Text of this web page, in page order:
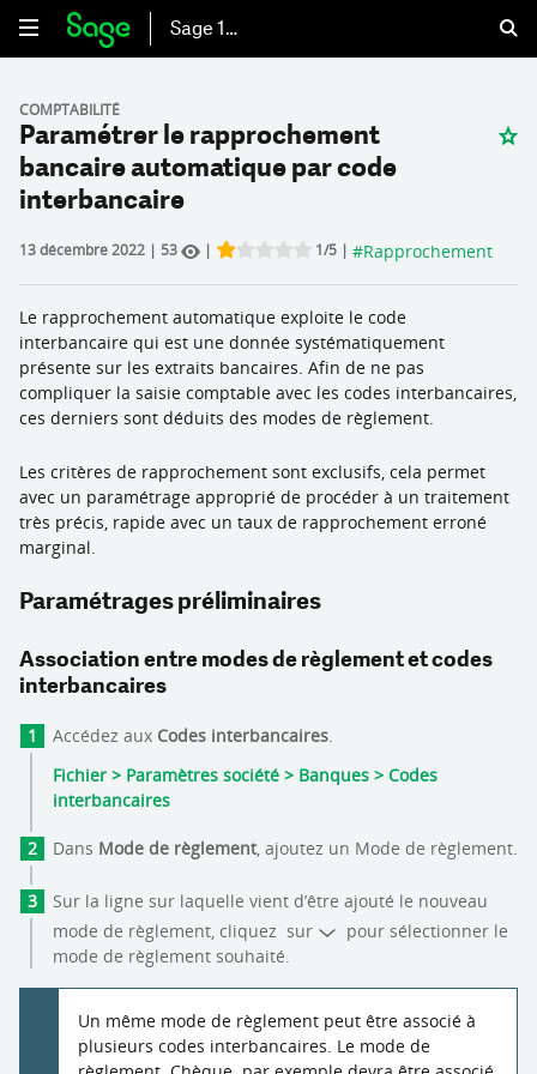
Sage 100
COMPTABILITÉ
Paramétrer le rapprochement
bancaire automatique par code
interbancaire
13 décembre 2022 | 53 |
Rate this item: Submit Rating
1/5 | #Rapprochement
Le rapprochement automatique exploite le code
interbancaire qui est une donnée systématiquement
présente sur les extraits bancaires. Afin de ne pas
compliquer la saisie comptable avec les codes interbancaires,
ces derniers sont déduits des modes de règlement.
Les critères de rapprochement sont exclusifs, cela permet
avec un paramétrage approprié de procéder à un traitement
très précis, rapide avec un taux de rapprochement erroné
marginal.
Paramétrages préliminaires
Association entre modes de règlement et codes
interbancaires
Accédez aux Codes interbancaires.
Fichier > Paramètres société > Banques > Codes
interbancaires
Dans Mode de règlement, ajoutez un Mode de règlement.
Sur la ligne sur laquelle vient d’être ajouté le nouveau
mode de règlement, cliquez sur
pour sélectionner le
mode de règlement souhaité.
Un même mode de règlement peut être associé à
plusieurs codes interbancaires. Le mode de